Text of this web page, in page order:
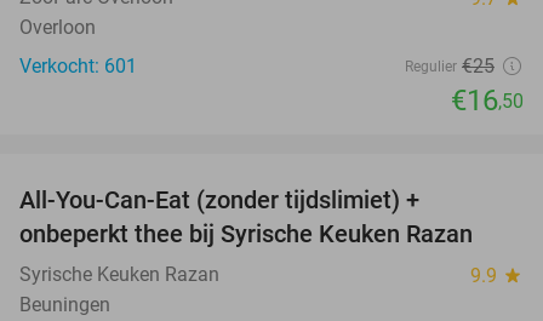
Overloon
Verkocht: 601
Regulier €25
€16,50
All-You-Can-Eat (zonder tijdslimiet) +
onbeperkt thee bij Syrische Keuken Razan
Syrische Keuken Razan 9.9 star
Beuningen